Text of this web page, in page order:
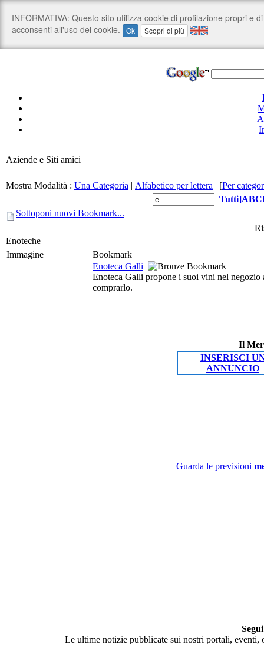
Aziende e Siti amici
Mostra Modalità : Una Categoria | Alfabetico per lettera | [Per
Tutti]ABC
Sottoponi nuovi Bookmark...
Enoteche
Immagine
Bookmark
Enoteca Galli
Enoteca Galli propone i suoi vini nel negozio
comprarlo.
Il
INSERISCI
ANNUNCIO
Guarda le previsioni
Le ultime notizie pubblicate sui nostri portali,